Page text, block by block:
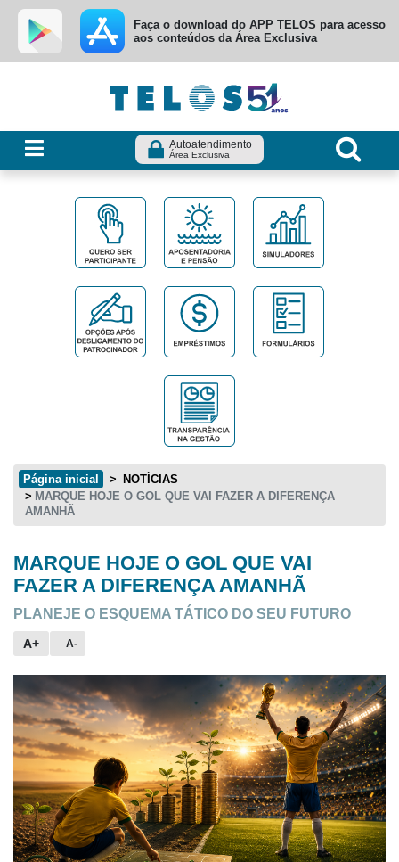
Ir para menu principal
Ir para conteúdo
Ir para busca
Faça o download do APP TELOS para acesso
aos conteúdos da Área Exclusiva
Autoatendimento
Área Exclusiva
Página inicial
NOTÍCIAS
MARQUE HOJE O GOL QUE VAI FAZER A DIFERENÇA
AMANHÃ
Conteúdo principal
MARQUE HOJE O GOL QUE VAI
FAZER A DIFERENÇA AMANHÃ
PLANEJE O ESQUEMA TÁTICO DO SEU FUTURO
A+ A-